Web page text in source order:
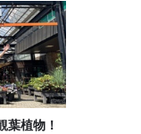
葉植物！